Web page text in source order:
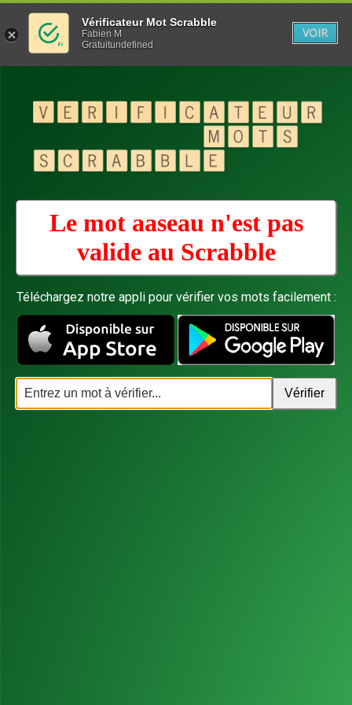
Le mot aaseau n'est pas
valide au Scrabble
Téléchargez notre appli pour vérifier vos mots facilement :
Vérificateur Mot Scrabble
Fabien M
Gratuitundefined
VOIR